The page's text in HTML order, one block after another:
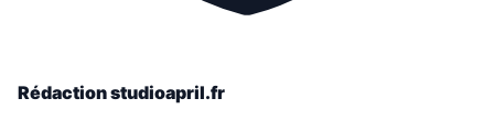
Rédaction studioapril.fr